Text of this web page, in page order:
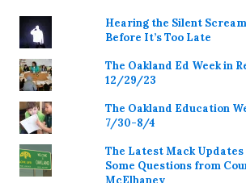
Hearing the Silent
Before It’s Too Late
The Oakland Ed Week in
12/29/23
The Oakland Education
7/30-8/4
The Latest Mack
Some Questions from